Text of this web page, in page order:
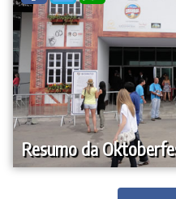
Resumo da